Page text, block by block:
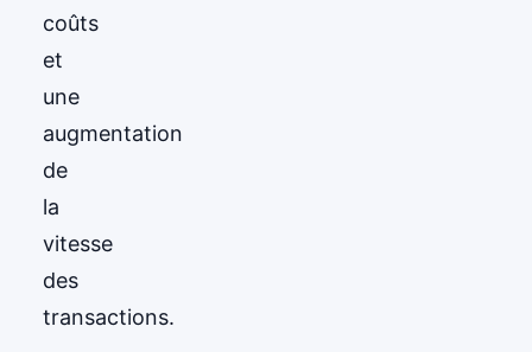
coûts
et
une
augmentation
de
la
vitesse
des
transactions.